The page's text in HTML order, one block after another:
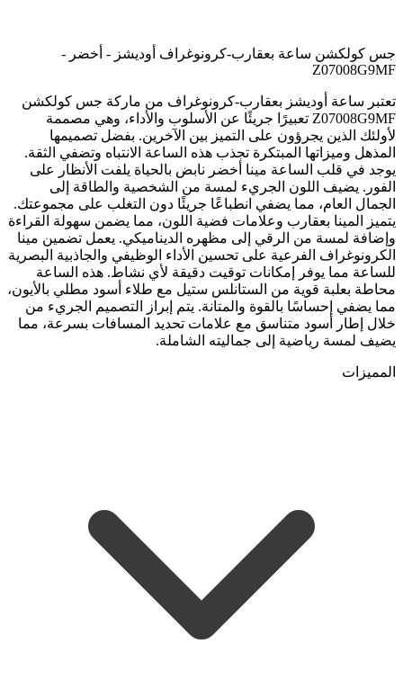
جس كولكشن ساعة بعقارب-كرونوغراف أوديشز - أخضر -
Z07008G9MF
تعتبر ساعة أوديشز بعقارب-كرونوغراف من ماركة جس كولكشن
Z07008G9MF تعبيرًا جريئًا عن الأسلوب والأداء، وهي مصممة
لأولئك الذين يجرؤون على التميز بين الآخرين. بفضل تصميمها
المذهل وميزاتها المبتكرة تجذب هذه الساعة الانتباه وتضفي الثقة.
يوجد في قلب الساعة مينا أخضر نابض بالحياة يلفت الأنظار على
الفور. يضيف اللون الجريء لمسة من الشخصية والطاقة إلى
الجمال العام، مما يضفي انطباعًا جريئًا دون التغلب على مجموعتك.
يتميز المينا بعقارب وعلامات فضية اللون، مما يضمن سهولة القراءة
وإضافة لمسة من الرقي إلى مظهره الديناميكي. يعمل تضمين مينا
الكرونوغراف الفرعية على تحسين الأداء الوظيفي والجاذبية البصرية
للساعة مما يوفر إمكانات توقيت دقيقة لأي نشاط. هذه الساعة
محاطة بعلبة قوية من الستانلس ستيل مع طلاء أسود مطلي بالأيون،
مما يضفي إحساسًا بالقوة والمتانة. يتم إبراز التصميم الجريء من
خلال إطار أسود متناسق مع علامات تحديد المسافات بسرعة، مما
يضيف لمسة رياضية إلى جماليته الشاملة.
المميزات